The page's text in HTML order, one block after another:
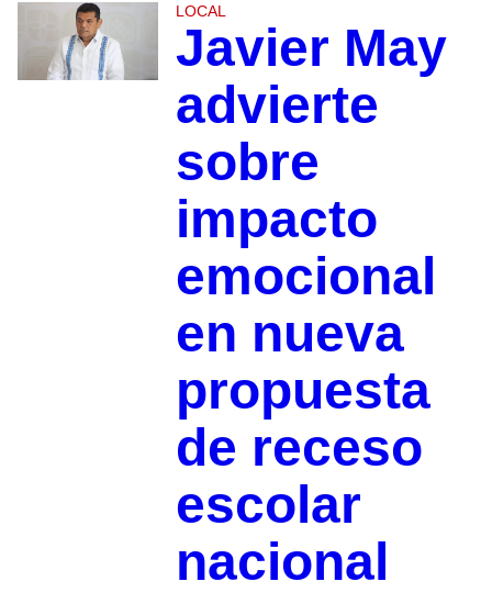
LOCAL
Javier May
advierte
sobre
impacto
emocional
en nueva
propuesta
de receso
escolar
nacional